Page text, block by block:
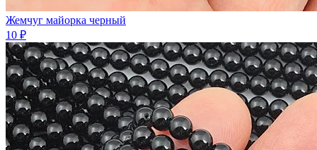
Жемчуг майорка черный
10 ₽